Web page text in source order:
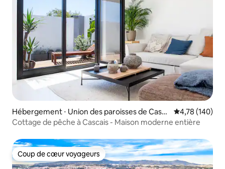
Hébergement ⋅ Union des paroisses de Casca
is et Estoril
Évaluation
4,78 (140)
Cottage de pêche à Cascais - Maison moderne entière
Coup de cœur voyageurs
Coup de cœur voyageurs